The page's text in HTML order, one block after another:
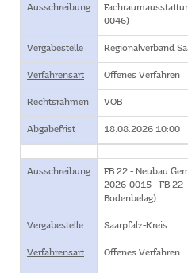
Ausschreibung
0046)
Vergabestelle Regionalverband
Verfahrensart Offenes Verfahren
Rechtsrahmen VOB
Abgabefrist 18.08.2026 10:00
Ausschreibung
FB 22 - Neubau
2026-0015 - FB 22
Bodenbelag)
Vergabestelle Saarpfalz-Kreis
Verfahrensart Offenes Verfahren